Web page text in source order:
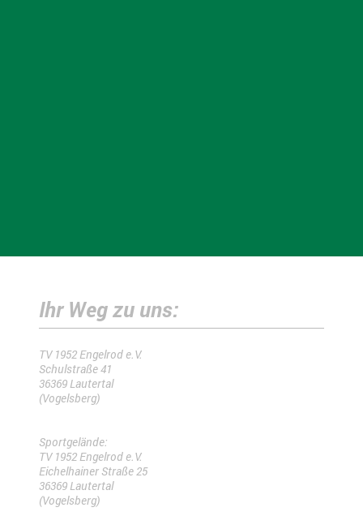
Ihr Weg zu uns:
TV 1952 Engelrod e.V.
Schulstraße 41
36369 Lautertal
(Vogelsberg)
Sportgelände:
TV 1952 Engelrod e.V.
Eichelhainer Straße 25
36369 Lautertal
(Vogelsberg)